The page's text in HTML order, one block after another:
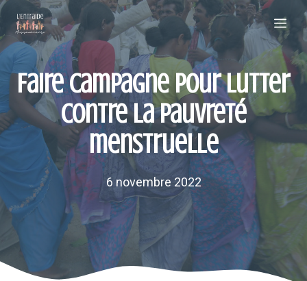
Aller
contenu
Faire campagne pour lutter
contre la pauvreté
menstruelle
6 novembre 2022